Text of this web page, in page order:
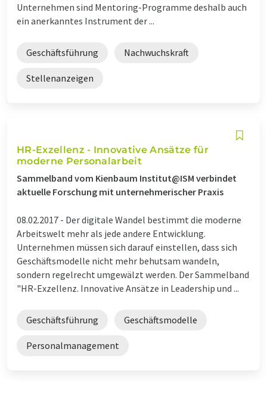
Unternehmen sind Mentoring-Programme deshalb auch
ein anerkanntes Instrument der ...
Geschäftsführung Nachwuchskraft
Stellenanzeigen
HR-Exzellenz - Innovative Ansätze für
moderne Personalarbeit
Sammelband vom Kienbaum Institut@ISM verbindet
aktuelle Forschung mit unternehmerischer Praxis
08.02.2017 - Der digitale Wandel bestimmt die moderne
Arbeitswelt mehr als jede andere Entwicklung.
Unternehmen müssen sich darauf einstellen, dass sich
Geschäftsmodelle nicht mehr behutsam wandeln,
sondern regelrecht umgewälzt werden. Der Sammelband
"HR-Exzellenz. Innovative Ansätze in Leadership und ...
Geschäftsführung Geschäftsmodelle
Personalmanagement